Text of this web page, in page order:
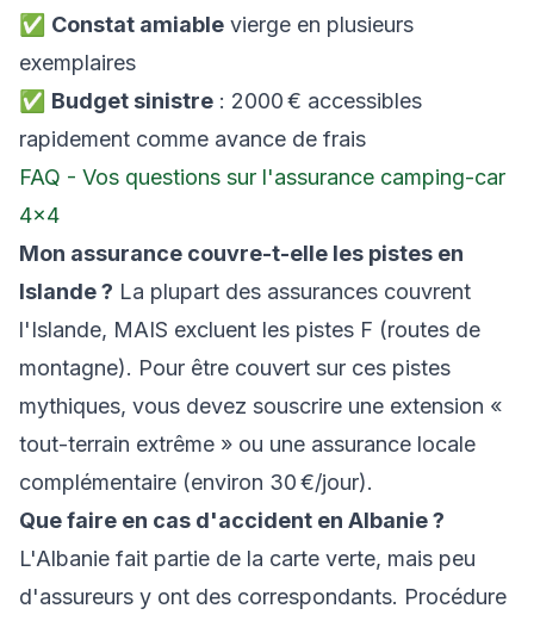
✅ Constat amiable vierge en plusieurs
exemplaires
✅ Budget sinistre : 2000 € accessibles
rapidement comme avance de frais
FAQ - Vos questions sur l'assurance camping-car
4×4
Mon assurance couvre-t-elle les pistes en
Islande ? La plupart des assurances couvrent
l'Islande, MAIS excluent les pistes F (routes de
montagne). Pour être couvert sur ces pistes
mythiques, vous devez souscrire une extension «
tout-terrain extrême » ou une assurance locale
complémentaire (environ 30 €/jour).
Que faire en cas d'accident en Albanie ?
L'Albanie fait partie de la carte verte, mais peu
d'assureurs y ont des correspondants. Procédure